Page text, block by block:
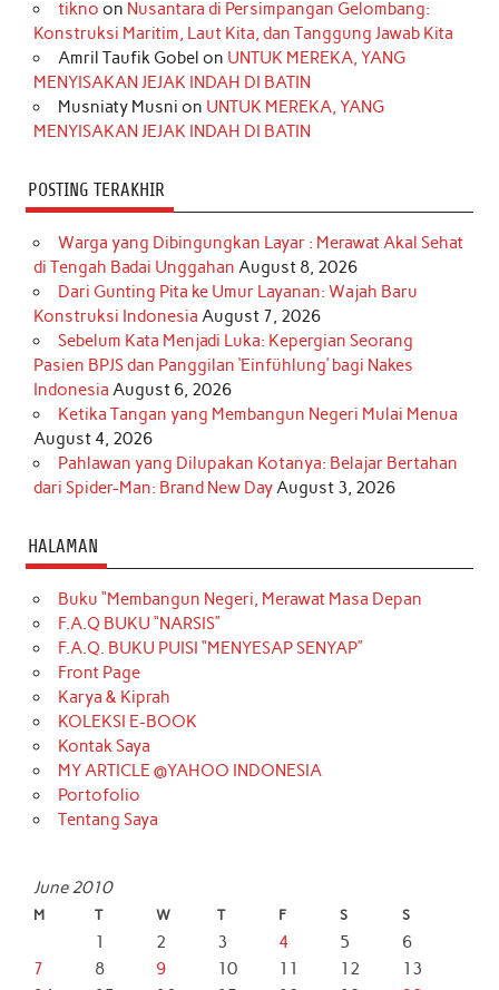
o
k
r
a
m
e
s
t
I
n
r
e
tikno on Nusantara di Persimpangan Gelombang:
Konstruksi Maritim, Laut Kita, dan Tanggung Jawab Kita
Amril Taufik Gobel on UNTUK MEREKA, YANG
MENYISAKAN JEJAK INDAH DI BATIN
Musniaty Musni on UNTUK MEREKA, YANG
MENYISAKAN JEJAK INDAH DI BATIN
POSTING TERAKHIR
Warga yang Dibingungkan Layar : Merawat Akal Sehat
di Tengah Badai Unggahan August 8, 2026
Dari Gunting Pita ke Umur Layanan: Wajah Baru
Konstruksi Indonesia August 7, 2026
Sebelum Kata Menjadi Luka: Kepergian Seorang
Pasien BPJS dan Panggilan ‘Einfühlung’ bagi Nakes
Indonesia August 6, 2026
Ketika Tangan yang Membangun Negeri Mulai Menua
August 4, 2026
Pahlawan yang Dilupakan Kotanya: Belajar Bertahan
dari Spider-Man: Brand New Day August 3, 2026
HALAMAN
Buku “Membangun Negeri, Merawat Masa Depan
F.A.Q BUKU “NARSIS”
F.A.Q. BUKU PUISI “MENYESAP SENYAP”
Front Page
Karya & Kiprah
KOLEKSI E-BOOK
Kontak Saya
MY ARTICLE @YAHOO INDONESIA
Portofolio
Tentang Saya
June 2010
M T W T F S S
1 2 3 4 5
6
7
8 9 10 11 12
13